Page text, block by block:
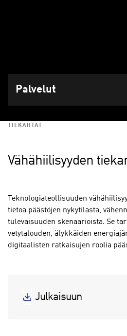
Palvelut
TIEKARTAT
Vähähiilisyyden
Teknologiateollisuuden
tietoa päästöjen nykytilasta,
tulevaisuuden skenaarioista. Se
vetytalouden, älykkäiden
digitaalisten ratkaisujen roolia
Julkaisuun
Lat
aa